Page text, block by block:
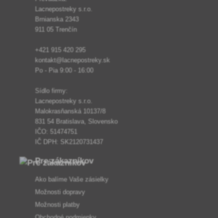
Lacnepostreky s.r.o.
Brnianska 2343
911 05 Trenčín
+421 915 420 295
kontakt@lacnepostreky.sk
Po - Pia 9:00 - 16:00
Sídlo firmy:
Lacnepostreky s.r.o.
Malokrasňanská 10137/8
831 54 Bratislava, Slovensko
IČO: 51474751
IČ DPH: SK2120731437
Pre zákazníkov
Ako balíme Vaše zásielky
Možnosti dopravy
Možnosti platby